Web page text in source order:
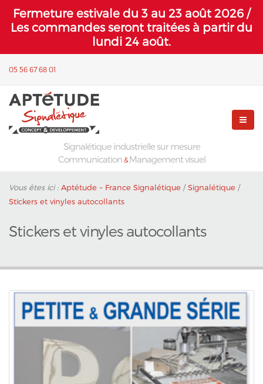
Fermeture estivale du 3 au 23 août 2026 /
Les commandes seront traitées à partir du
lundi 24 août.
05 56 67 68 01
Signalétique industrielle sur mesure
Communication & Management visuel
Vous êtes ici : Aptétude ~ France Signalétique /Signalétique /
Stickers et vinyles autocollants
Stickers et vinyles autocollants